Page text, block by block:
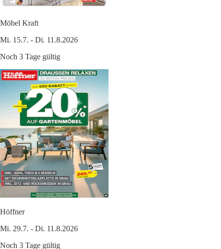
Möbel Kraft
Mi. 15.7. - Di. 11.8.2026
Noch 3 Tage gültig
Höffner
Mi. 29.7. - Di. 11.8.2026
Noch 3 Tage gültig